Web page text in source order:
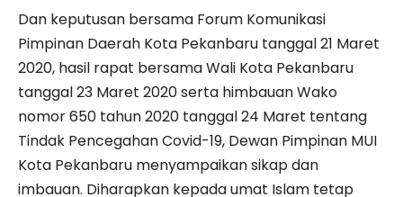
Dan keputusan bersama Forum Komunikasi
Pimpinan Daerah Kota Pekanbaru tanggal 21 Maret
2020, hasil rapat bersama Wali Kota Pekanbaru
tanggal 23 Maret 2020 serta himbauan Wako
nomor 650 tahun 2020 tanggal 24 Maret tentang
Tindak Pencegahan Covid-19, Dewan Pimpinan MUI
Kota Pekanbaru menyampaikan sikap dan
imbauan. Diharapkan kepada umat Islam tetap